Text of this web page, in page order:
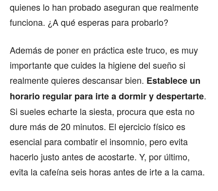
quienes lo han probado aseguran que realmente
funciona. ¿A qué esperas para probarlo?
Además de poner en práctica este truco, es muy
importante que cuides la higiene del sueño si
realmente quieres descansar bien. Establece un
horario regular para irte a dormir y despertarte.
Si sueles echarte la siesta, procura que esta no
dure más de 20 minutos. El ejercicio físico es
esencial para combatir el insomnio, pero evita
hacerlo justo antes de acostarte. Y, por último,
evita la cafeína seis horas antes de irte a la cama.